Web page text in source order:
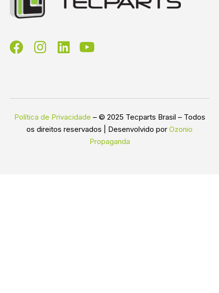
Política de Privacidade – © 2025 Tecparts Brasil – Todos
os direitos reservados | Desenvolvido por Ozonio
Propaganda